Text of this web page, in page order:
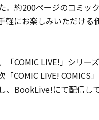
。約200ページのコミッ
軽にお楽しみいただける
「COMIC LIVE!」シリー
「COMIC LIVE! COMICS
、BookLive!にて配信し